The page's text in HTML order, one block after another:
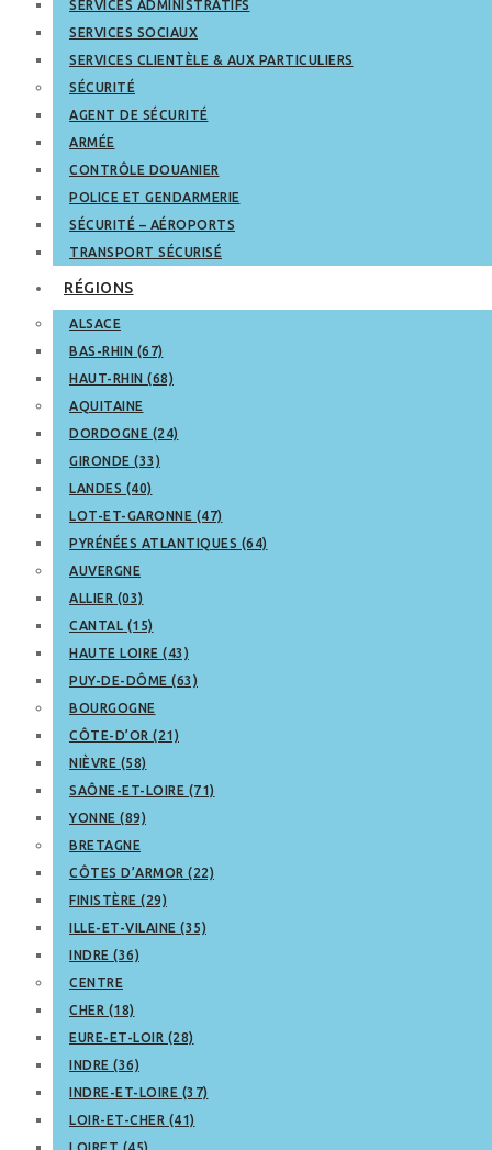
SERVICES ADMINISTRATIFS
SERVICES SOCIAUX
SERVICES CLIENTÈLE & AUX PARTICULIERS
SÉCURITÉ
AGENT DE SÉCURITÉ
ARMÉE
CONTRÔLE DOUANIER
POLICE ET GENDARMERIE
SÉCURITÉ – AÉROPORTS
TRANSPORT SÉCURISÉ
RÉGIONS
ALSACE
BAS-RHIN (67)
HAUT-RHIN (68)
AQUITAINE
DORDOGNE (24)
GIRONDE (33)
LANDES (40)
LOT-ET-GARONNE (47)
PYRÉNÉES ATLANTIQUES (64)
AUVERGNE
ALLIER (03)
CANTAL (15)
HAUTE LOIRE (43)
PUY-DE-DÔME (63)
BOURGOGNE
CÔTE-D’OR (21)
NIÈVRE (58)
SAÔNE-ET-LOIRE (71)
YONNE (89)
BRETAGNE
CÔTES D’ARMOR (22)
FINISTÈRE (29)
ILLE-ET-VILAINE (35)
INDRE (36)
CENTRE
CHER (18)
EURE-ET-LOIR (28)
INDRE (36)
INDRE-ET-LOIRE (37)
LOIR-ET-CHER (41)